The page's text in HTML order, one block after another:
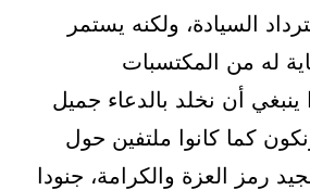
السيادة، ولكنه يستمر
له من المكتسبات
أن نخلد بالدعاء جميل
كما كانوا ملتفين حول
رمز العزة والكرامة، جنودا